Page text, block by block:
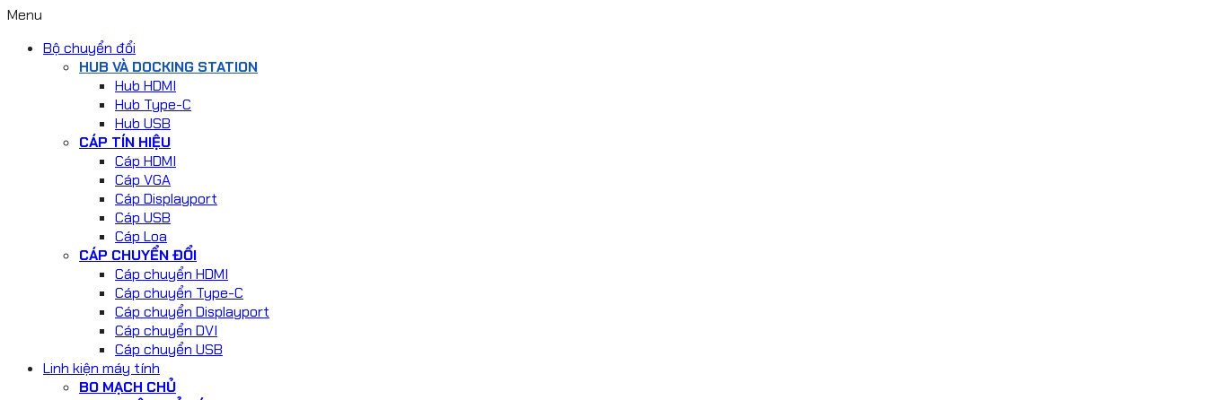
Menu
Bộ chuyển đổi
HUB VÀ DOCKING STATION
Hub HDMI
Hub Type-C
Hub USB
CÁP TÍN HIỆU
Cáp HDMI
Cáp VGA
Cáp Displayport
Cáp USB
Cáp Loa
CÁP CHUYỂN ĐỔI
Cáp chuyển HDMI
Cáp chuyển Type-C
Cáp chuyển Displayport
Cáp chuyển DVI
Cáp chuyển USB
Linh kiện máy tính
BO MẠCH CHỦ